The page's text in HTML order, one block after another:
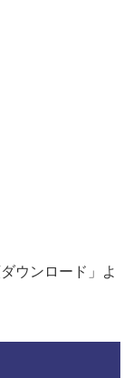
ウンロード」よ